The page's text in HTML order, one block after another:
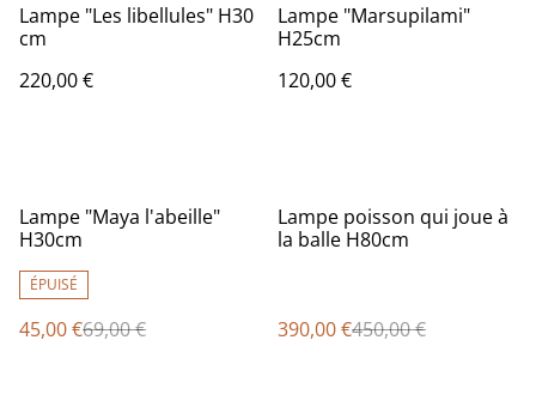
Lampe "Les libellules" H30
cm
220,00 €
Lampe "Marsupilami"
H25cm
120,00 €
%
Lampe "Maya l'abeille"
H30cm
ÉPUISÉ
45,00 €69,00 €
%
Lampe poisson qui joue à
la balle H80cm
390,00 €450,00 €